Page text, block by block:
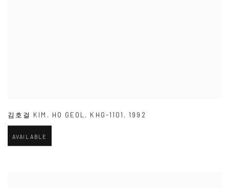
김호걸 KIM , HO GEOL, KHG-1101 ,1992
AVAILABLE